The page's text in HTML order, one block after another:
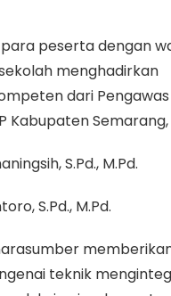
peserta dengan
menghadirkan
dari Pengawas
Kabupaten Semarang,
S.Pd., M.Pd.
S.Pd., M.Pd.
teknik